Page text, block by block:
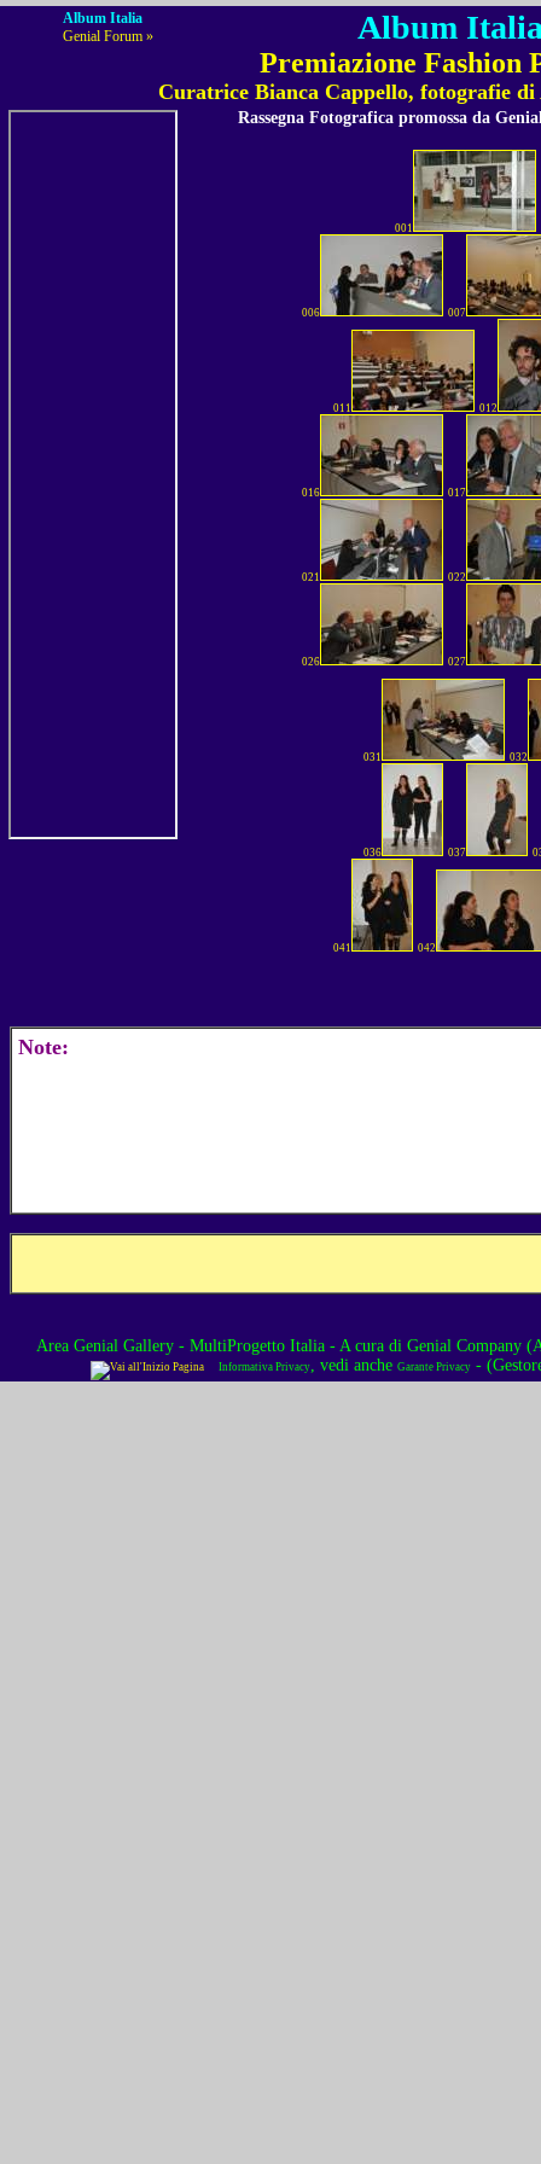
Album Italia
Genial Forum »
Album
Premiazione Fashion
Curatrice Bianca Cappello, fotografie
Rassegna Fotografica promossa da
001
006 007
011 012
016 017
021 022
026 027
031 032
036 037
041 042
Note:
Area Genial Gallery - MultiProgetto Italia- A cura di Genial Company
Informativa Privacy, vedi anche Garante Privacy -